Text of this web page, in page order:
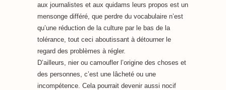
aux journalistes et aux quidams leurs propos est un
mensonge différé, que perdre du vocabulaire n’est
qu’une réduction de la culture par le bas de la
tolérance, tout ceci aboutissant à détourner le
regard des problèmes à régler.
D’ailleurs, nier ou camoufler l’origine des choses et
des personnes, c’est une lâcheté ou une
incompétence. Cela pourrait devenir aussi nocif